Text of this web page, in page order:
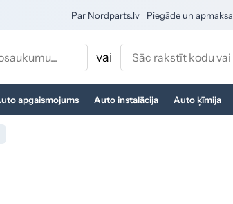
Par Nordparts.lv Piegāde un apmaksa
vai
apgaismojums Auto instalācija Auto ķīmija